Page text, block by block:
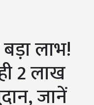
लाभ!
2 लाख
जानें